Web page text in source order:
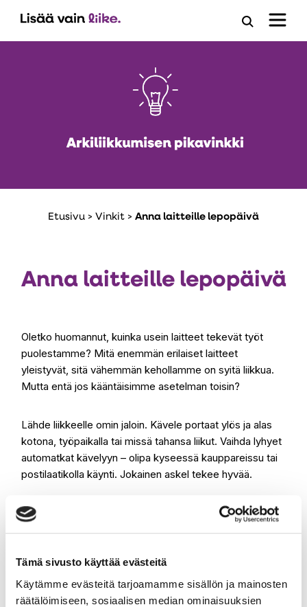
Tämä sivusto käyttää evästeitä
Käytämme evästeitä tarjoamamme sisällön ja mainosten
räätälöimiseen, sosiaalisen median ominaisuuksien
Avaa
Etusivu > Vinkit > Anna laitteille lepopäivä
Anna laitteille lepopäivä
Oletko huomannut, kuinka usein laitteet tekevät työt
puolestamme? Mitä enemmän erilaiset laitteet
yleistyvät, sitä vähemmän kehollamme on syitä liikkua.
Mutta entä jos kääntäisimme asetelman toisin?
Lähde liikkeelle omin jaloin. Kävele portaat ylös ja alas
kotona, työpaikalla tai missä tahansa liikut. Vaihda lyhyet
automatkat kävelyyn – olipa kyseessä kauppareissu tai
postilaatikolla käynti. Jokainen askel tekee hyvää.
Muistatko vielä, miltä tuntuu liikkua omilla voimilla? Se
askeleista voi kasvaa suuri ilo.